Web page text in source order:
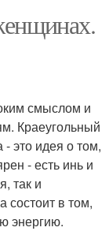
смыслом и
Краеугольный
это идея о том,
- есть инь и
так и
состоит в том,
энергию.